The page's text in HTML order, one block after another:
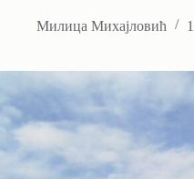
Милица Михајловић